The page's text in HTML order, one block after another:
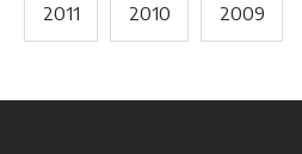
2011 2010 2009